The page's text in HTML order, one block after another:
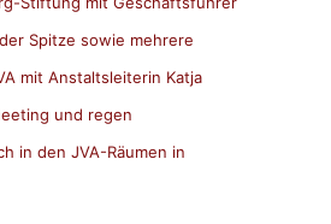
Spitze sowie mehrere
mit Anstaltsleiterin Katja
und regen
in den JVA-Räumen in